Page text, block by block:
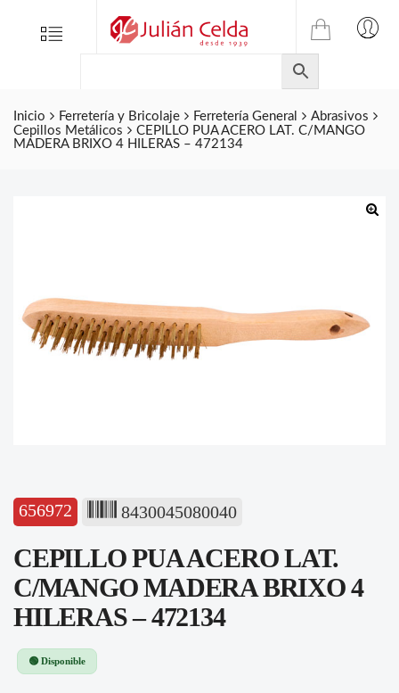
Menu
TIENDA
ONLINE
DE
JULIAN
CELDA
Inicio Ferretería y Bricolaje Ferretería General
Abrasivos
Cepillos Metálicos
CEPILLO PUA ACERO LAT. C/MANGO
MADERA BRIXO 4 HILERAS – 472134
656972 8430045080040
CEPILLO PUA ACERO LAT.
C/MANGO MADERA BRIXO 4
HILERAS – 472134
🟢 Disponible
Folletos
Contacto